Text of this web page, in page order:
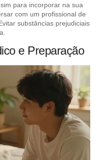
para incorporar na sua
com um profissional de
substâncias prejudiciais
e Preparação